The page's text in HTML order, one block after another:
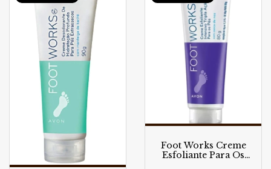
Foot Works Creme
Esfoliante Para Os